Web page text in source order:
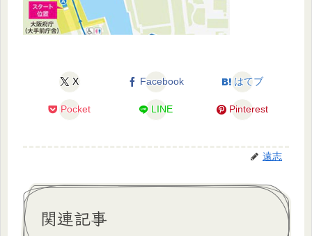
X Facebook はてブ
Pocket LINE Pinterest
遠志
関連記事